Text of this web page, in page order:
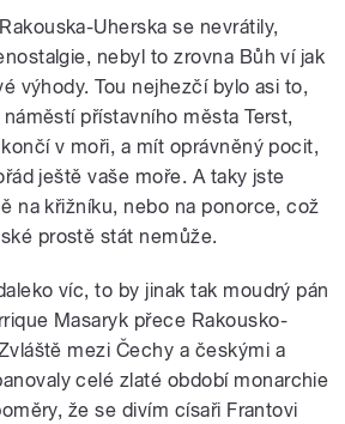
Uherska se nevrátily,
nebyl to zrovna Bůh ví jak
výhody. Tou nejhezčí bylo asi to,
přístavního města Terst,
v moři, a mít oprávněný pocit,
ještě vaše moře. A taky jste
na křižníku, nebo na ponorce, což
prostě stát nemůže.
víc, to by jinak tak moudrý pán
Masaryk přece Rakousko-
mezi Čechy a českými a
celé zlaté období monarchie
že se divím císaři Frantovi